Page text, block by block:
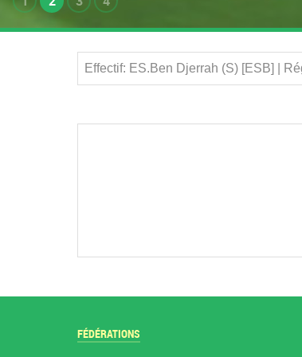
Effectif: ES.Ben Djerrah (S) [ESB] |
FÉDÉRATIONS